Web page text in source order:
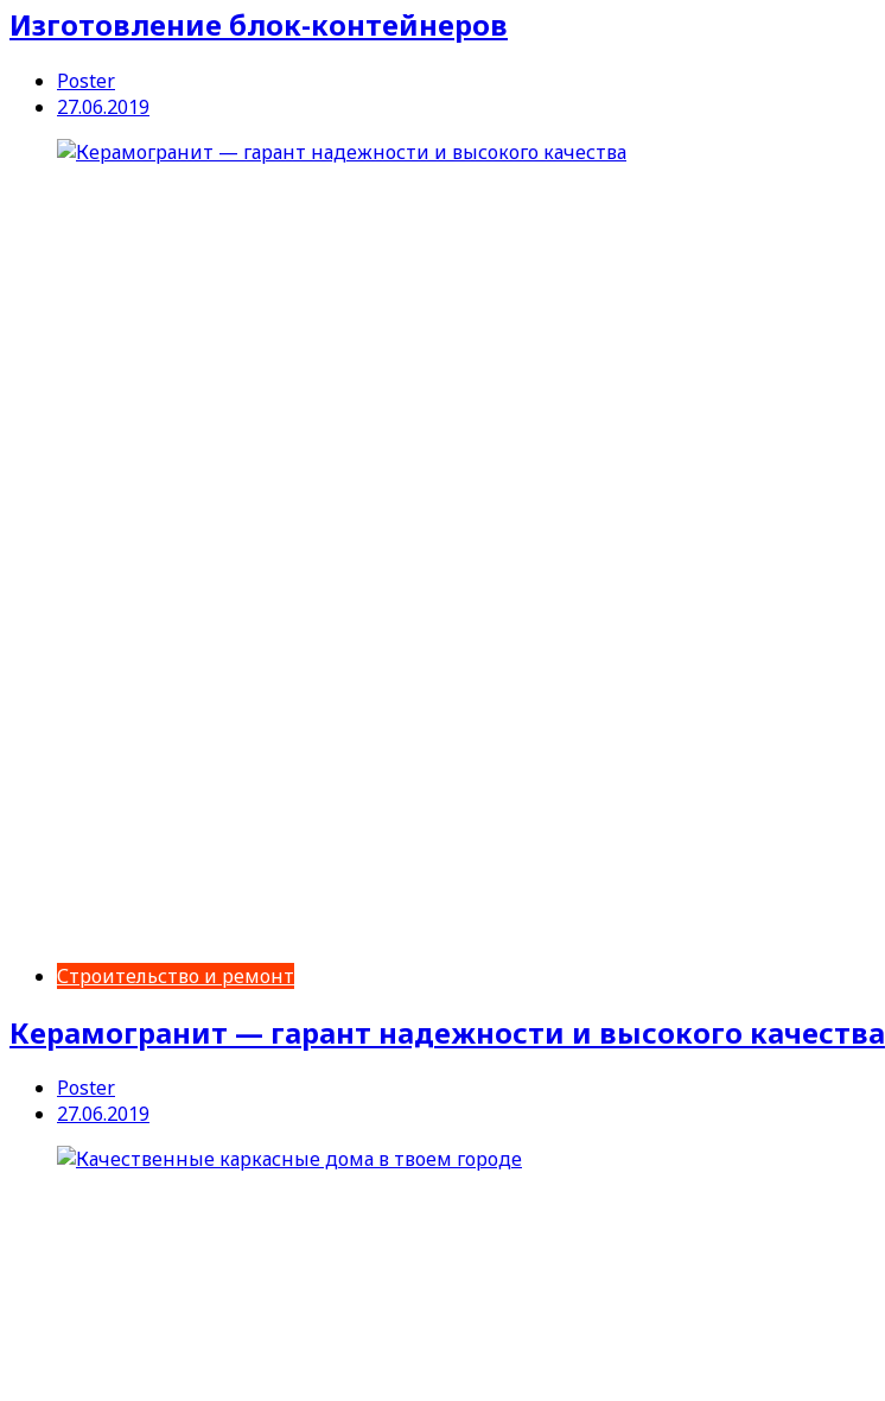
Изготовление блок-контейнеров
Poster
27.06.2019
Строительство и ремонт
Керамогранит — гарант надежности и высокого качества
Poster
27.06.2019